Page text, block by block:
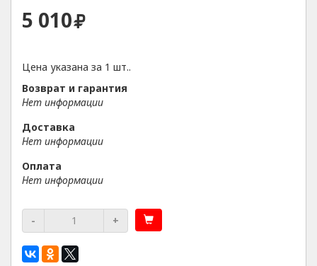
5 010
Цена указана за 1 шт..
Возврат и гарантия
Нет информации
Доставка
Нет информации
Оплата
Нет информации
- +